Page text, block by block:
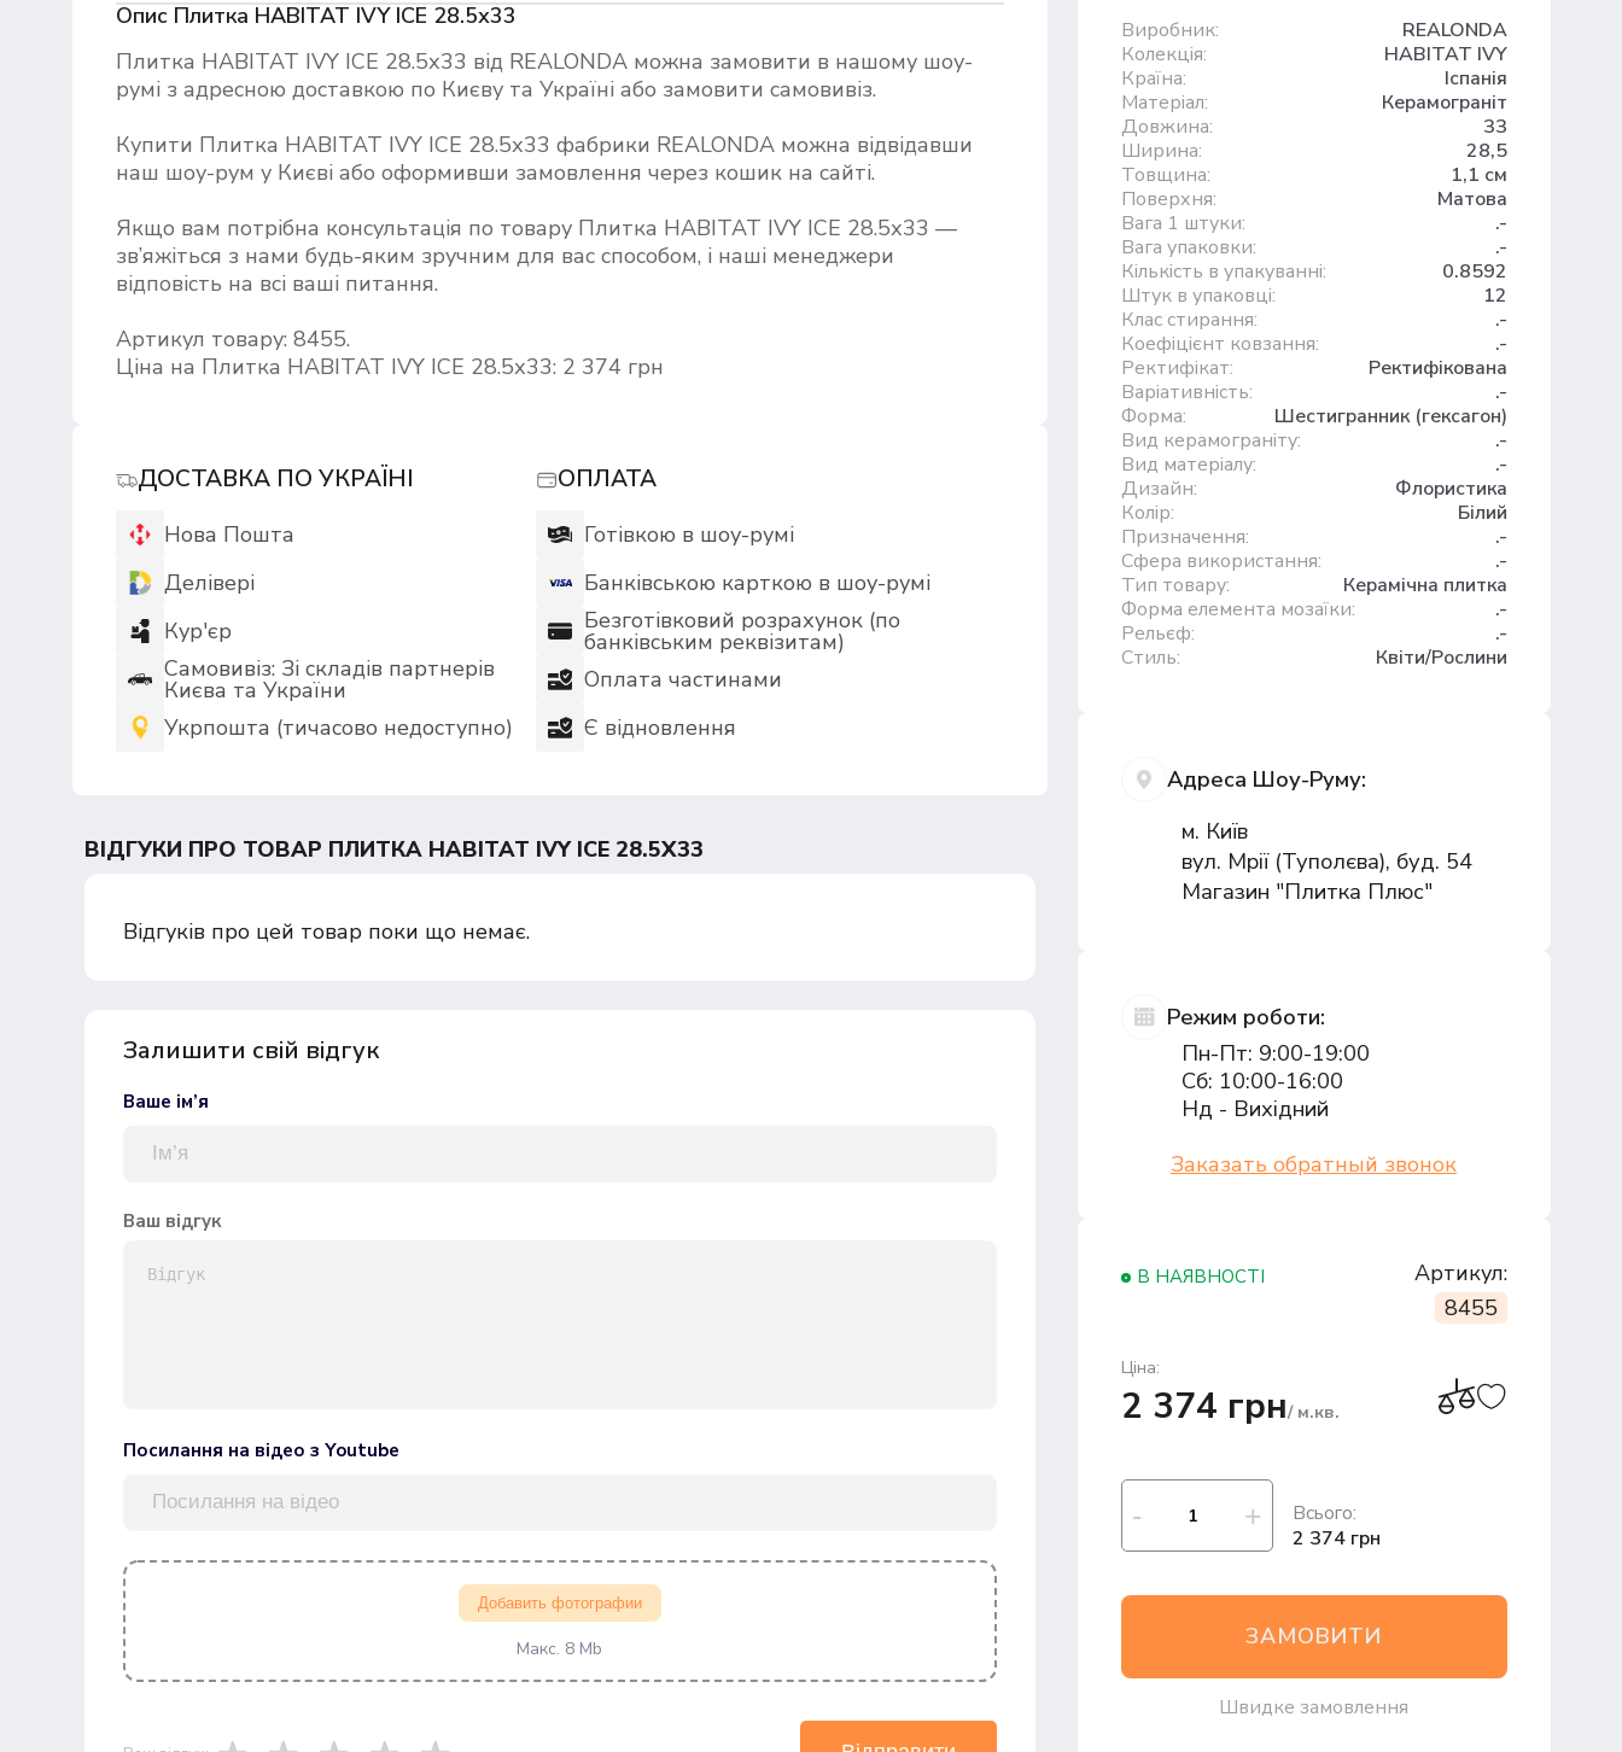
Опис Плитка HABITAT IVY ICE 28.5х33
Плитка HABITAT IVY ICE 28.5х33 від REALONDA можна замовити в нашому шоу-
румі з адресною доставкою по Києву та Україні або замовити самовивіз.
Купити Плитка HABITAT IVY ICE 28.5х33 фабрики REALONDA можна відвідавши
наш шоу-рум у Києві або оформивши замовлення через кошик на сайті.
Якщо вам потрібна консультація по товару Плитка HABITAT IVY ICE 28.5х33 —
зв’яжіться з нами будь-яким зручним для вас способом, і наші менеджери
відповість на всі ваші питання.
Артикул товару: 8455.
Ціна на Плитка HABITAT IVY ICE 28.5х33: 2 374 грн
ДОСТАВКА ПО УКРАЇНІ
Нова Пошта
Делівері
Кур'єр
Самовивіз: Зі складів партнерів
Києва та України
Укрпошта (тичасово недоступно)
ОПЛАТА
Готівкою в шоу-румі
Банківською карткою в шоу-румі
Безготівковий розрахунок (по
банківським реквізитам)
Оплата частинами
Є відновлення
ВІДГУКИ ПРО ТОВАР ПЛИТКА HABITAT IVY ICE 28.5Х33
Відгуків про цей товар поки що немає.
Залишити свій відгук
Ваше ім’я
Ваш відгук
Посилання на відео з Youtube
Добавить фотографии
Макс. 8 Mb
Виробник:
REALONDA
Колекція:
HABITAT IVY
Країна:
Іспанія
Матеріал:
Керамограніт
Довжина:
33
Ширина:
28,5
Товщина:
1,1 см
Поверхня:
Матова
Вага 1 штуки:
.-
Вага упаковки:
.-
Кількість в упакуванні:
0.8592
Штук в упаковці:
12
Клас стирання:
.-
Коефіцієнт ковзання:
.-
Ректифікат:
Ректифікована
Варіативність:
.-
Форма:
Шестигранник (гексагон)
Вид керамограніту:
.-
Вид матеріалу:
.-
Дизайн:
Флористика
Колір:
Білий
Призначення:
.-
Сфера використання:
.-
Тип товару:
Керамічна плитка
Форма елемента мозаїки:
.-
Рельєф:
.-
Стиль:
Квіти/Рослини
Адреса Шоу-Руму:
м. Київ
вул. Мрії (Туполєва), буд. 54
Магазин "Плитка Плюс"
Режим роботи:
Пн-Пт: 9:00-19:00
Сб: 10:00-16:00
Нд - Вихідний
Заказать обратный звонок
В НАЯВНОСТІ
Артикул:
8455
Ціна:
2 374 грн/ м.кв.
Всього:
2 374 грн
ЗАМОВИТИ
Швидке замовлення